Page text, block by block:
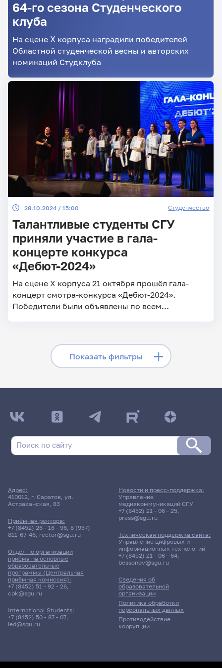
Главные
новости
64-го сезона Студенческого
клуба
На сцене Ⅹ корпуса наградили победителей
Областной студенческой весны и авторских
номинаций Студклуба
28.10.2024 / 15:00 Студенчество
Талантливые студенты СГУ
приняли участие в гала-
концерте конкурса
«Дебют-2024»
На сцене X корпуса 21 октября прошёл гала-
концерт смотра-конкурса «Дебют-2024».
Победители были объявлены по всем
выступления в вокальном направлении, в
хореографии, инструментале и оригинальном
направлении – перфоманс.
Показать фильтры
Скрыть фильтры
Поиск по рубрикам
Поиск по темам
Поиск по ключевым словам
Главные
Адрес:
410012, г. Саратов, ул.
Астраханская, 83
Приёмная ректора:
+7 (8452) 26 - 16 - 96, 8 (937)
811-67-46, rector@sgu.ru
Отдел по организации
приёма на основные
образовательные
программы (Центральная
приёмная комиссия):
+7 (8452) 51 - 92 - 26,
cpk@sgu.ru
International Students:
+7 (8452) 50 - 87 - 07,
ied@sgu.ru
Сведения об
образовательной
организации
Политика обработки
персональных данных
Противодействие
коррупции
Новости и пресс-поддержка:
Управление
медиакоммуникаций СГУ
+7 (8452) 21 - 06 - 25,
press@sgu.ru
Техническая поддержка сайта:
Управление цифровых и
информационных технологий
+7 (8452) 21 - 06 - 64,
bessonov@sgu.ru